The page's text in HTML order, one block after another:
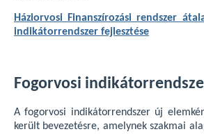
Háziorvosi Finanszírozási rendszer
indikátorrendszer fejlesztése
Fogorvosi
A fogorvosi indikátorrendszer új
került bevezetésre, amelynek szakmai